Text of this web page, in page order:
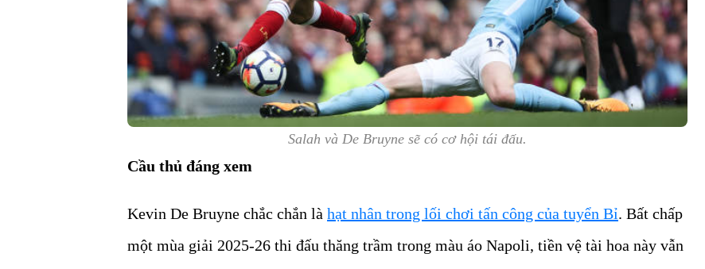
Salah và De Bruyne sẽ có cơ hội tái đấu.
Cầu thủ đáng xem
Kevin De Bruyne chắc chắn là hạt nhân trong lối chơi tấn công của tuyển Bỉ. Bất chấp
một mùa giải 2025-26 thi đấu thăng trầm trong màu áo Napoli, tiền vệ tài hoa này vẫn